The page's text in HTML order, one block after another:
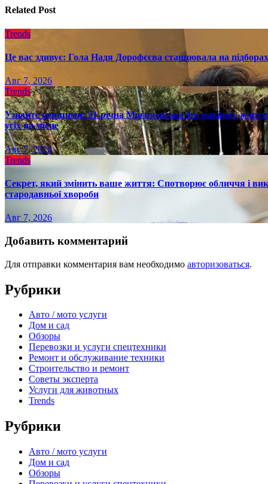
Related Post
Trends
Це вас здивує: Гола Надя Дорофєєва станцювала на
Авг 7, 2026
Trends
Узнайте першими: 51-річна Могилевська без макіяжу
усіх на місце
Авг 7, 2026
Trends
Секрет, який змінить ваше життя: Спотворює обличчя і
стародавньої хвороби
Авг 7, 2026
Добавить комментарий
Для отправки комментария вам необходимо авторизоваться.
Рубрики
Авто / мото услуги
Дом и сад
Обзоры
Перевозки и услуги спецтехники
Ремонт и обслуживание техники
Строительство и ремонт
Советы эксперта
Услуги для животных
Trends
Рубрики
Авто / мото услуги
Дом и сад
Обзоры